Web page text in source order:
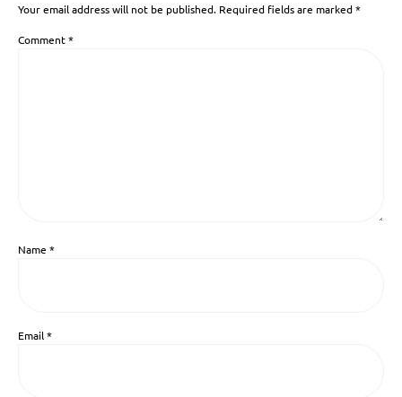
Your email address will not be published. Required fields are marked*
Comment*
Name *
Email*